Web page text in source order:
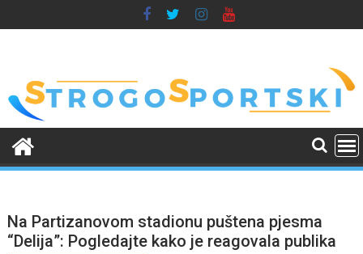
to
Na Partizanovom stadionu puštena pjesma
“Delija”: Pogledajte kako je reagovala publika